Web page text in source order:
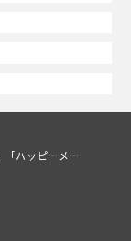
「ハッピーメー